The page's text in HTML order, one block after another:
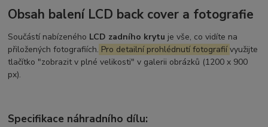
Obsah balení LCD back cover a fotografie
Součástí nabízeného LCD zadního krytu je vše, co vidíte na
přiložených fotografiích. Pro detailní prohlédnutí fotografiívyužijte
tlačítko "zobrazit v plné velikosti" v galerii obrázků (1200 x 900
px).
Specifikace náhradního dílu: